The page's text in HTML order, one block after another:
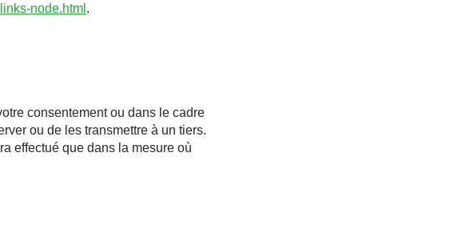
node.html .
consentement ou dans le cadre
ou de les transmettre à un tiers.
effectué que dans la mesure où